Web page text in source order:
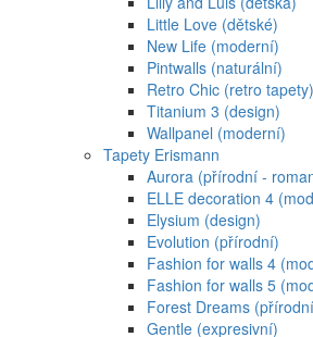
Little Love (dětské)
New Life (moderní)
Pintwalls (naturální)
Retro Chic (retro tapety)
Titanium 3 (design)
Wallpanel (moderní)
Tapety Erismann
Aurora (přírodní -
ELLE decoration 4
Elysium (design)
Evolution (přírodní)
Fashion for walls 4
Fashion for walls 5
Forest Dreams
Gentle (expresivní)